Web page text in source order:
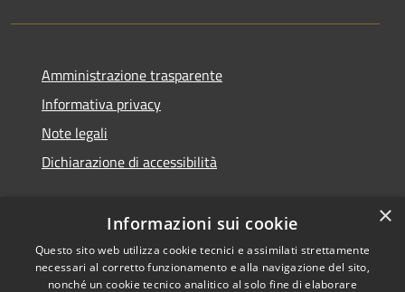
Amministrazione trasparente
Informativa privacy
Note legali
Dichiarazione di accessibilità
×
Informazioni sui cookie
Questo sito web utilizza cookie tecnici e assimilati strettamente
necessari al corretto funzionamento e alla navigazione del sito,
nonché un cookie tecnico analitico al solo fine di elaborare